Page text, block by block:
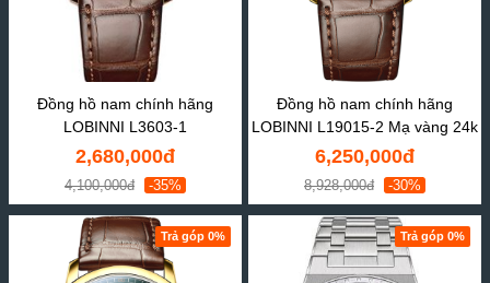
Đồng hồ nam chính hãng
LOBINNI L3603-1
2,680,000đ
4,100,000đ -35%
Đồng hồ nam chính hãng
LOBINNI L19015-2 Mạ vàng 24k
6,250,000đ
8,928,000đ -30%
Trả góp 0% Trả góp 0%